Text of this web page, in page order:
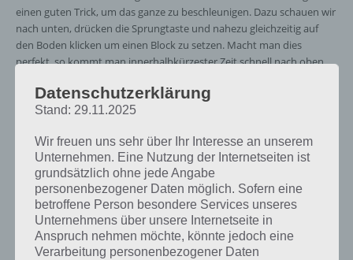
einen guten Trick, um das ganze zu beschleunigen. Dazu schauen wir
nach unten, drücken die Sprungtaste und nahezu gleichzeitig auf
den Boden klicken um einen Block zu setzen. Macht man dies
perfekt, so kommt man innerhalbkürzester Zeit schnell nach oben.
Schonmal an eine Dusche oder Swimming
In der Minecraft Pocket Edition gibt es einige tolle Gebäude und
Gimmicks, die man errichten kann. So bspw. einen Swimming Pool,
eine Dusche und vieles mehr. Und so funktioniert das ganze: Um
einen Swimming Pool zu errichten, bauen wir unser Haus nahe am
Wasser. Nun stocken wir die gewünschte Fläche auf und bauen ein
Dach drüber. Schon haben wir einen Swimming Pool gebaut.
Datenschutzerklärung
Stand: 29.11.2025
Wir freuen uns sehr über Ihr Interesse an unserem
Unternehmen. Eine Nutzung der Internetseiten ist
grundsätzlich ohne jede Angabe
personenbezogener Daten möglich. Sofern eine
betroffene Person besondere Services unseres
Unternehmens über unsere Internetseite in
Anspruch nehmen möchte, könnte jedoch eine
Verarbeitung personenbezogener Daten